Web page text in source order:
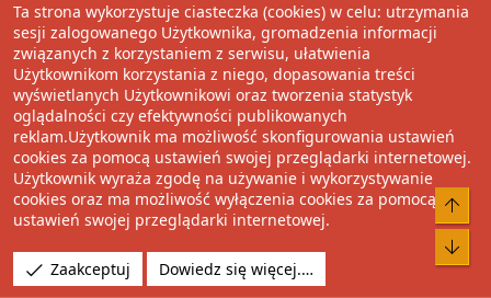
Wolnościowe cytaty
Udostępnij
Facebook
TwitterRedditPinterest
TumblrWhatsApp
Umieść Link
Community platform by XenForo® © 2010-2022 XenForo Ltd.
Pixel Exit
Tłumaczenie wykonane przezXboxForum.pl
Media embeds
via s9e/MediaSites
Ta strona wykorzystuje ciasteczka (cookies) w celu: utrzymania
sesji zalogowanego Użytkownika, gromadzenia informacji
związanych z korzystaniem z serwisu, ułatwienia
Użytkownikom korzystania z niego, dopasowania treści
wyświetlanych Użytkownikowi oraz tworzenia statystyk
oglądalności czy efektywności publikowanych
reklam.Użytkownik ma możliwość skonfigurowania ustawień
cookies za pomocą ustawień swojej przeglądarki internetowej.
Użytkownik wyraża zgodę na używanie i wykorzystywanie
cookies oraz ma możliwość wyłączenia cookies za pomocą
ustawień swojej przeglądarki internetowej.
Zaakceptuj Dowiedz się więcej.…
Do